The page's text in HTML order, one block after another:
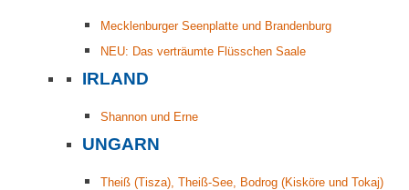
Mecklenburger Seenplatte und Brandenburg
NEU: Das verträumte Flüsschen Saale
IRLAND
Shannon und Erne
UNGARN
Theiß (Tisza), Theiß-See, Bodrog (Kisköre und Tokaj)